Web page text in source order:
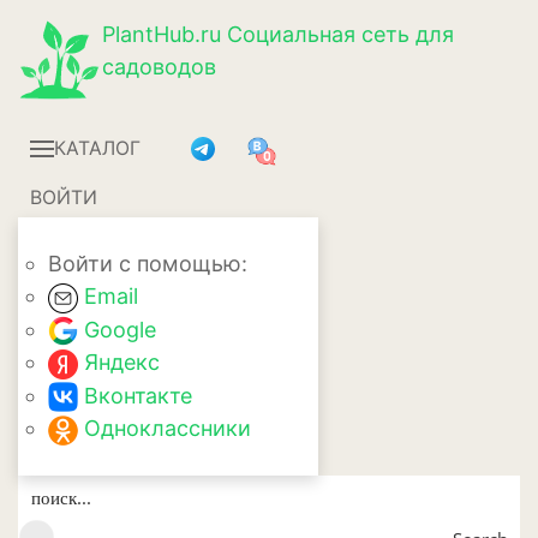
PlantHub.ru Социальная сеть для
садоводов
КАТАЛОГ
ВОЙТИ
Войти с помощью:
Email
Google
Яндекс
Вконтакте
Одноклассники